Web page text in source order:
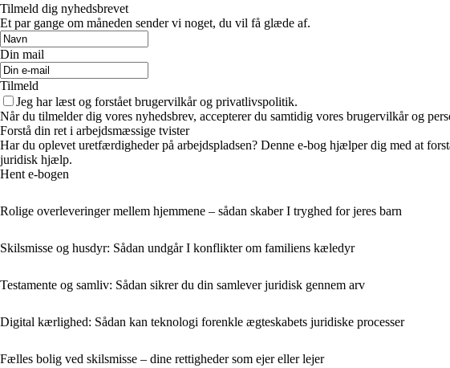
Tilmeld dig nyhedsbrevet
Et par gange om måneden sender vi noget, du vil få glæde af.
Din mail
Tilmeld
Jeg har læst og forstået brugervilkår og privatlivspolitik.
Når du tilmelder dig vores nyhedsbrev, accepterer du samtidig vores brugervilkår og
Forstå din ret i arbejdsmæssige tvister
Har du oplevet uretfærdigheder på arbejdspladsen? Denne e-bog hjælper dig med at
juridisk hjælp.
Hent e-bogen
Rolige overleveringer mellem hjemmene – sådan skaber I tryghed for jeres barn
Skilsmisse og husdyr: Sådan undgår I konflikter om familiens kæledyr
Testamente og samliv: Sådan sikrer du din samlever juridisk gennem arv
Digital kærlighed: Sådan kan teknologi forenkle ægteskabets juridiske processer
Fælles bolig ved skilsmisse – dine rettigheder som ejer eller lejer